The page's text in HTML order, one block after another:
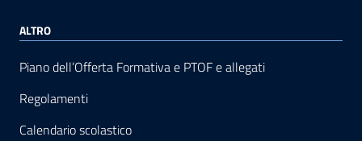
ALTRO
Piano dell’Offerta Formativa e PTOF e allegati
Regolamenti
Calendario scolastico